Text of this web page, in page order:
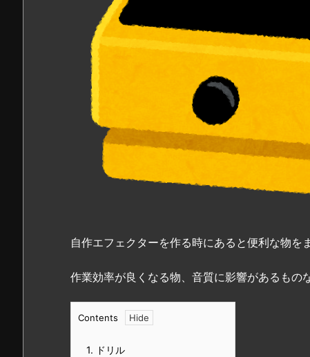
自作エフェクターを作る時にあると便利な物を
作業効率が良くなる物、音質に影響があるもの
Contents
1. ドリル